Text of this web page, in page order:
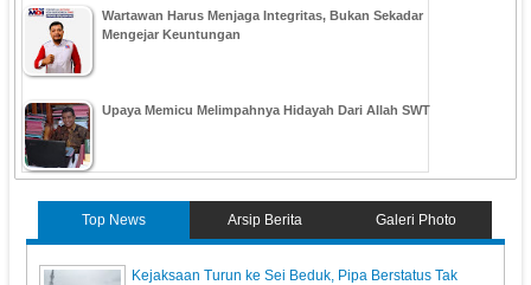
Wartawan Harus Menjaga Integritas, Bukan Sekadar
Mengejar Keuntungan
Upaya Memicu Melimpahnya Hidayah Dari Allah SWT
Top News Arsip Berita Galeri Photo
Kejaksaan Turun ke Sei Beduk, Pipa Berstatus Tak